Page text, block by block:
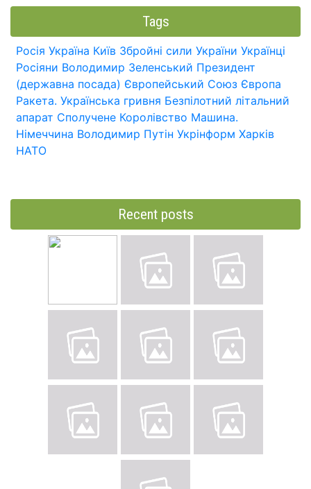
Tags
Росія Україна Київ Збройні сили України Українці
Росіяни Володимир Зеленський Президент
(державна посада) Європейський Союз Європа
Ракета. Українська гривня Безпілотний літальний
апарат Сполучене Королівство Машина.
Німеччина Володимир Путін Укрінформ Харків
НАТО
Recent posts